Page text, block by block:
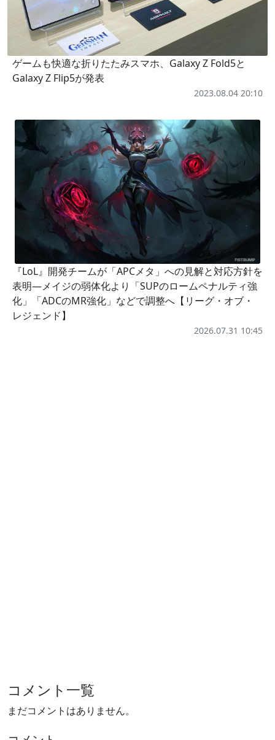
ゲームも快適な折りたたみスマホ、Galaxy Z Fold5と
Galaxy Z Flip5が発表
2023.08.04 20:10
『LoL』開発チームが「APCメタ」への見解と対応方針を
表明―メイジの弱体化より「SUPのロームペナルティ強
化」「ADCのMR強化」などで調整へ【リーグ・オブ・
レジェンド】
2026.07.31 10:45
コメント一覧
まだコメントはありません。